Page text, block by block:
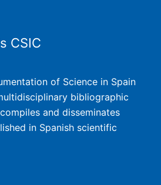
CSIC
of Science in Spain
bibliographic
and disseminates
in Spanish scientific